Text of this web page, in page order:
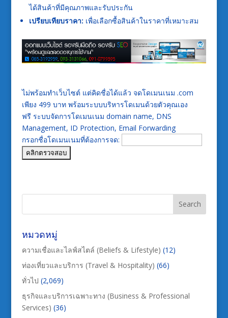
ได้สินค้าที่มีคุณภาพและรับประกัน
เปรียบเทียบราคา: เพื่อเลือกซื้อสินค้าในราคาที่เหมาะสม
ไม่พร้อมทำเว็บไซต์ แต่คิดชื่อได้แล้ว จดโดเมนเนม .com
เพียง 499 บาท พร้อมระบบบริหารโดเมนด้วยตัวคุณเอง
ฟรี ระบบจัดการโดเมนเนม domain name, DNS
Management, ID Protection, Email Forwarding
กรอกชื่อโดเมนเนมที่ต้องการจด:
หมวดหมู่
ความเชื่อและไลฟ์สไตล์ (Beliefs & Lifestyle) (12)
ท่องเที่ยวและบริการ (Travel & Hospitality) (66)
ทั่วไป (2,069)
ธุรกิจและบริการเฉพาะทาง (Business & Professional
Services) (36)